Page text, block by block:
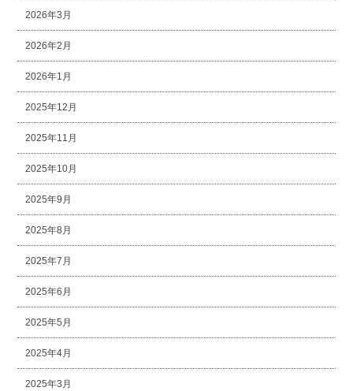
2026年3月
2026年2月
2026年1月
2025年12月
2025年11月
2025年10月
2025年9月
2025年8月
2025年7月
2025年6月
2025年5月
2025年4月
2025年3月